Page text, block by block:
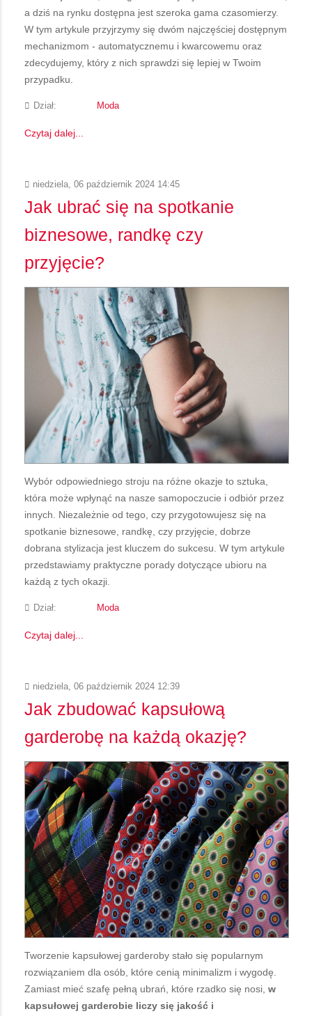
a dziś na rynku dostępna jest szeroka gama czasomierzy.
W tym artykule przyjrzymy się dwóm najczęściej dostępnym
mechanizmom - automatycznemu i kwarcowemu oraz
zdecydujemy, który z nich sprawdzi się lepiej w Twoim
przypadku.
Dział: Moda
Czytaj dalej...
niedziela, 06 październik 2024 14:45
Jak ubrać się na spotkanie
biznesowe, randkę czy
przyjęcie?
Wybór odpowiedniego stroju na różne okazje to sztuka,
która może wpłynąć na nasze samopoczucie i odbiór przez
innych. Niezależnie od tego, czy przygotowujesz się na
spotkanie biznesowe, randkę, czy przyjęcie, dobrze
dobrana stylizacja jest kluczem do sukcesu. W tym artykule
przedstawiamy praktyczne porady dotyczące ubioru na
każdą z tych okazji.
Dział: Moda
Czytaj dalej...
niedziela, 06 październik 2024 12:39
Jak zbudować kapsułową
garderobę na każdą okazję?
Tworzenie kapsułowej garderoby stało się popularnym
rozwiązaniem dla osób, które cenią minimalizm i wygodę.
Zamiast mieć szafę pełną ubrań, które rzadko się nosi, w
kapsułowej garderobie liczy się jakość i